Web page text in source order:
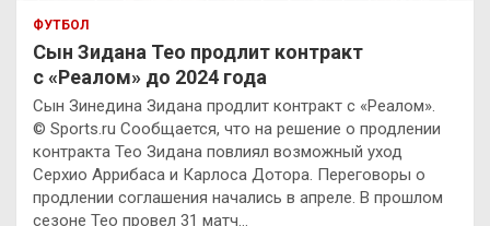
ФУТБОЛ
Сын Зидана Тео продлит контракт
с «Реалом» до 2024 года
Сын Зинедина Зидана продлит контракт с «Реалом».
© Sports.ru Сообщается, что на решение о продлении
контракта Тео Зидана повлиял возможный уход
Серхио Аррибаса и Карлоса Дотора. Переговоры о
продлении соглашения начались в апреле. В прошлом
сезоне Тео провел 31 матч…